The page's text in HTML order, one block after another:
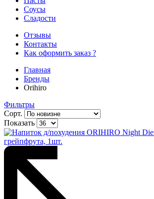
Соусы
Сладости
Отзывы
Контакты
Как оформить заказ ?
Главная
Бренды
Orihiro
Фильтры
Сорт.
Показать